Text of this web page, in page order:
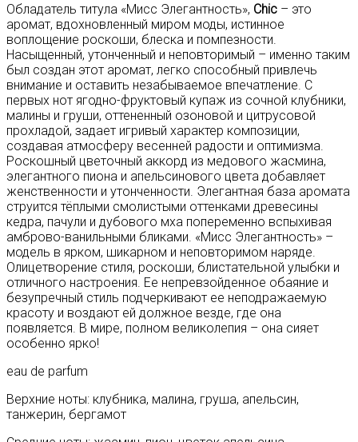
Обладатель титула «Мисс Элегантность», Chic – это
аромат, вдохновленный миром моды, истинное
воплощение роскоши, блеска и помпезности.
Насыщенный, утонченный и неповторимый – именно таким
был создан этот аромат, легко способный привлечь
внимание и оставить незабываемое впечатление. С
первых нот ягодно-фруктовый купаж из сочной клубники,
малины и груши, оттененный озоновой и цитрусовой
прохладой, задает игривый характер композиции,
создавая атмосферу весенней радости и оптимизма.
Роскошный цветочный аккорд из медового жасмина,
элегантного пиона и апельсинового цвета добавляет
женственности и утонченности. Элегантная база аромата
струится тёплыми смолистыми оттенками древесины
кедра, пачули и дубового мха попеременно вспыхивая
амброво-ванильными бликами. «Мисс Элегантность» –
модель в ярком, шикарном и неповторимом наряде.
Олицетворение стиля, роскоши, блистательной улыбки и
отличного настроения. Ее непревзойденное обаяние и
безупречный стиль подчеркивают ее неподражаемую
красоту и воздают ей должное везде, где она
появляется. В мире, полном великолепия – она сияет
особенно ярко!
eau de parfum
Верхние ноты: клубника, малина, груша, апельсин,
танжерин, бергамот